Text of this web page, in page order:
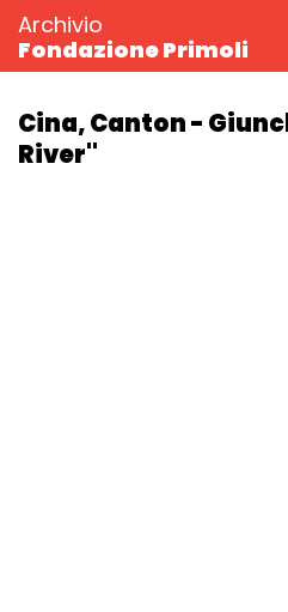
Archivio
Fondazione Primoli
Cina, Canton -
River"